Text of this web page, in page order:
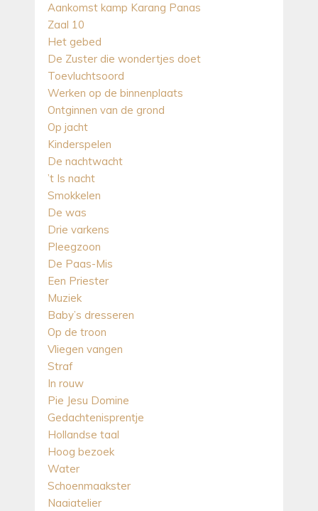
Aankomst kamp Karang Panas
Zaal 10
Het gebed
De Zuster die wondertjes doet
Toevluchtsoord
Werken op de binnenplaats
Ontginnen van de grond
Op jacht
Kinderspelen
De nachtwacht
’t Is nacht
Smokkelen
De was
Drie varkens
Pleegzoon
De Paas-Mis
Een Priester
Muziek
Baby’s dresseren
Op de troon
Vliegen vangen
Straf
In rouw
Pie Jesu Domine
Gedachtenisprentje
Hollandse taal
Hoog bezoek
Water
Schoenmaakster
Naaiatelier